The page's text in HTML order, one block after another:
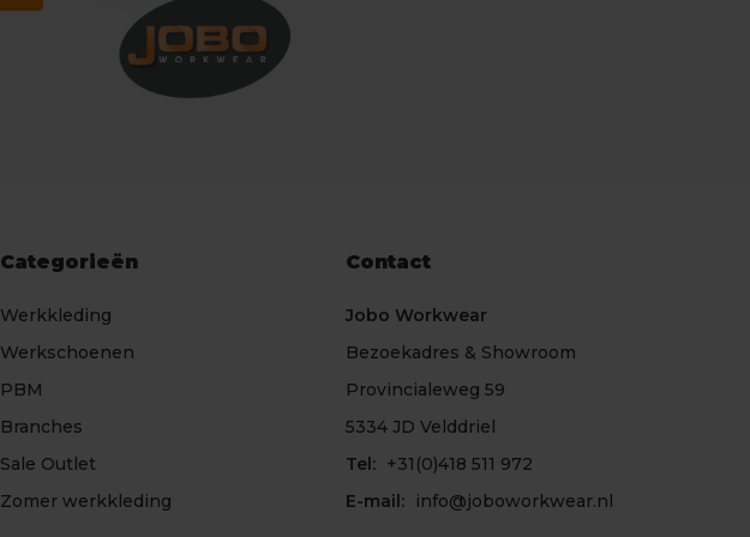
Categorieën
Werkkleding
Werkschoenen
PBM
Branches
Sale Outlet
Zomer werkkleding
Contact
Jobo Workwear
Bezoekadres & Showroom
Provincialeweg 59
5334 JD Velddriel
Tel: +31(0)418 511 972
E-mail:
info@joboworkwear.nl